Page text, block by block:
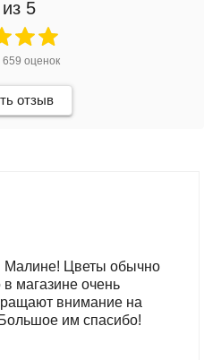
5
659 оценок
отзыв
Малине! Цветы обычно
магазине очень
внимание на
им спасибо!